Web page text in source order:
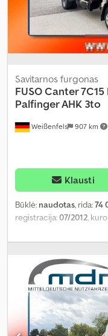
Weißenfels 907 km
Savitarnos furgonas
FUSOCanter 7C15
Palfinger AHK 3to
Klausti
Būklė: naudotas, rida:74
registracija:07/2012,
sėdimų vietų skaičius:3,
programa (ESP),